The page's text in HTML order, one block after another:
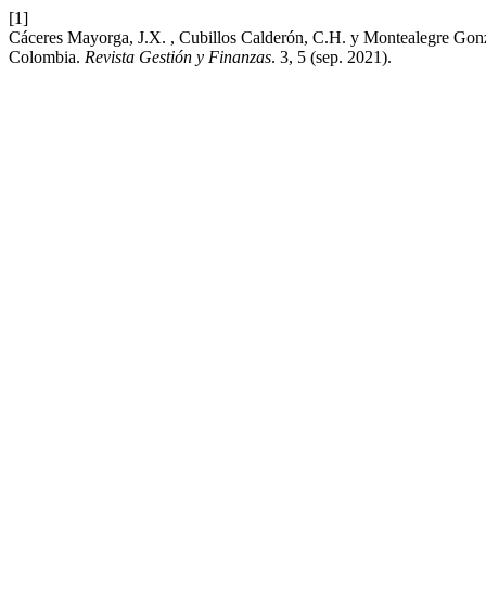
[1]
Cáceres Mayorga, J.X. , Cubillos Calderón, C.H. y Montealegre
Colombia. Revista Gestión y Finanzas. 3, 5 (sep. 2021).